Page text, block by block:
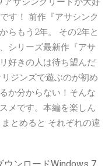
す！ 前作『アサシンク
らもう2年。 その2年と
シリーズ最新作『アサ
好きの人は待ち望んだ
ジンズで遊ぶのが初め
か分からない！そんな
メです。本編を楽しん
とめると それぞれの違